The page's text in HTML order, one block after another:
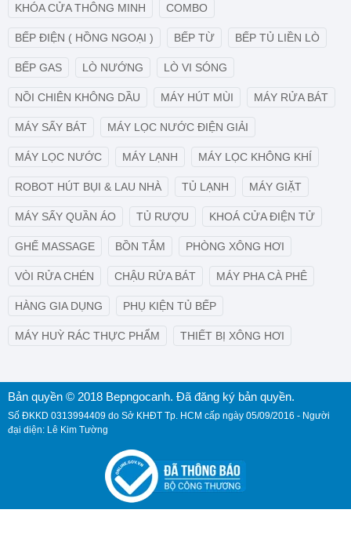
KHÓA CỬA THÔNG MINH COMBO
BẾP ĐIỆN ( HỒNG NGOẠI ) BẾP TỪ BẾP TỦ LIỀN LÒ
BẾP GAS LÒ NƯỚNG LÒ VI SÓNG
NỒI CHIÊN KHÔNG DẦU MÁY HÚT MÙI MÁY RỬA BÁT
MÁY SẤY BÁT MÁY LỌC NƯỚC ĐIỆN GIẢI
MÁY LỌC NƯỚC MÁY LẠNH MÁY LỌC KHÔNG KHÍ
ROBOT HÚT BỤI & LAU NHÀ TỦ LẠNH MÁY GIẶT
MÁY SẤY QUẦN ÁO TỦ RƯỢU KHOÁ CỬA ĐIỆN TỬ
GHẾ MASSAGE BỒN TẮM PHÒNG XÔNG HƠI
VÒI RỬA CHÉN CHẬU RỬA BÁT MÁY PHA CÀ PHÊ
HÀNG GIA DỤNG PHỤ KIỆN TỦ BẾP
MÁY HUỲ RÁC THỰC PHẨM THIẾT BỊ XÔNG HƠI
Bản quyền © 2018 Bepngocanh. Đã đăng ký bản quyền.
Số ĐKKD 0313994409 do Sở KHĐT Tp. HCM cấp ngày 05/09/2016 - Người
đại diện: Lê Kim Tường